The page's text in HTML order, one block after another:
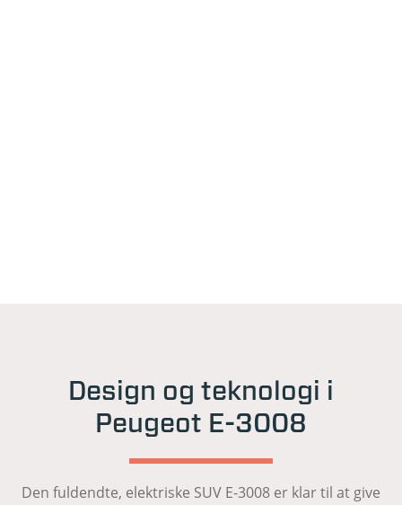
Design og teknologi i
Peugeot E-3008
Den fuldendte, elektriske SUV E-3008 er klar til at give